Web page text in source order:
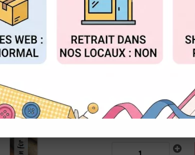
Réf. :AALL-TP-1284
Janet Klein -
Tampons
Excellente précision.
La planche A7 de 4
Poupette aux couettes